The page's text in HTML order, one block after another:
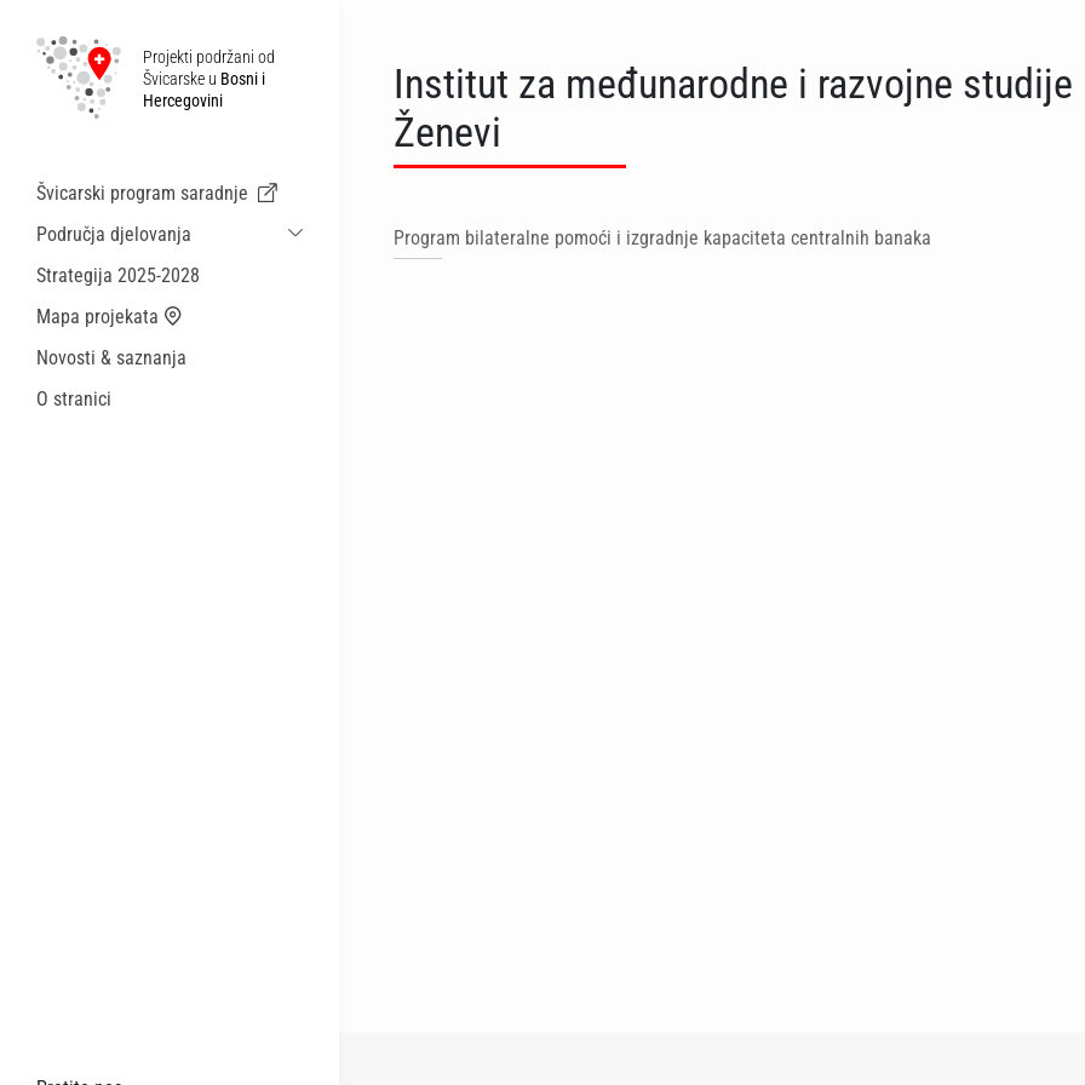
Projekti podržani od
Švicarske u Bosni i
Hercegovini
Švicarski program saradnje
Područja djelovanja
Održiva ekonomska saradnja i migracije
Strategija 2025-2028
Mapa projekata
Novosti & saznanja
O stranici
Institut za međunarodne i razvojne studije
Ženevi
Program bilateralne pomoći i izgradnje kapaciteta centralnih banaka